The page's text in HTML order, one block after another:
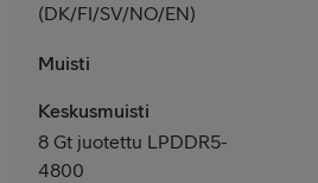
(DK/FI/SV/NO/EN)
Muisti
Keskusmuisti
8 Gt juotettu LPDDR5-
4800